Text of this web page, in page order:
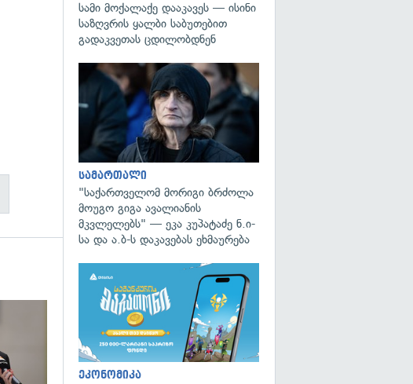
გადახედვა
სამი მოქალაქე დააკავეს — ისინი
საზღვრის ყალბი საბუთებით
გადაკვეთას ცდილობდნენ
სამართალი
"საქართველომ მორიგი ბრძოლა
მოუგო გიგა ავალიანის
მკვლელებს" — ეკა კუპატაძე ნ.ი-
სა და ა.ბ-ს დაკავებას ეხმაურება
ეკონომიკა